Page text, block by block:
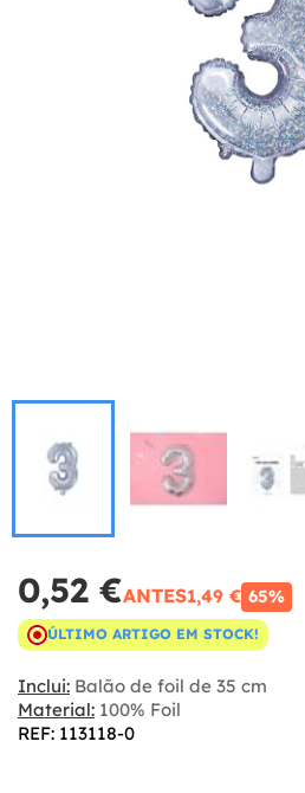
0,52 €ANTES1,49 € 65%
ÚLTIMO ARTIGO EM STOCK!
Inclui: Balão de foil de 35 cm
Material: 100% Foil
REF: 113118-0